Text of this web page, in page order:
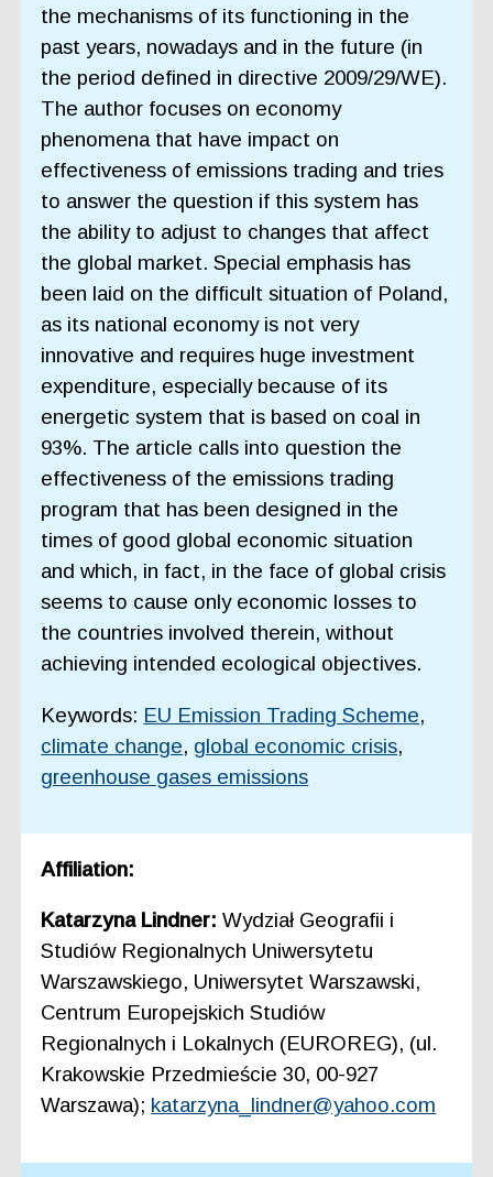
the mechanisms of its functioning in the
past years, nowadays and in the future (in
the period defined in directive 2009/29/WE).
The author focuses on economy
phenomena that have impact on
effectiveness of emissions trading and tries
to answer the question if this system has
the ability to adjust to changes that affect
the global market. Special emphasis has
been laid on the difficult situation of Poland,
as its national economy is not very
innovative and requires huge investment
expenditure, especially because of its
energetic system that is based on coal in
93%. The article calls into question the
effectiveness of the emissions trading
program that has been designed in the
times of good global economic situation
and which, in fact, in the face of global crisis
seems to cause only economic losses to
the countries involved therein, without
achieving intended ecological objectives.
Keywords: EU Emission Trading Scheme,
climate change, global economic crisis,
greenhouse gases emissions
Affiliation:
Katarzyna Lindner:Wydział Geografii i
Studiów Regionalnych Uniwersytetu
Warszawskiego, Uniwersytet Warszawski,
Centrum Europejskich Studiów
Regionalnych i Lokalnych (EUROREG), (ul.
Krakowskie Przedmieście 30, 00-927
Warszawa); katarzyna_lindner@yahoo.com